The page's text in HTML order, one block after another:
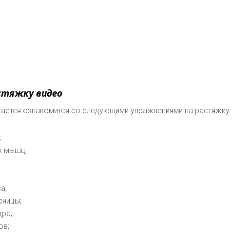
видео
ознакомится со следующими упражнениями на растяжку:
мышц;